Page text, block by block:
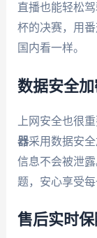
直播也能轻松
杯的决赛，用
国内看一样。
数据安全
上网安全也很
器采用数据安
信息不会被泄
题，安心享受每
售后实时